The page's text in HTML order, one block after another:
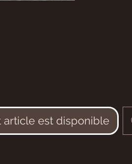
article est disponible